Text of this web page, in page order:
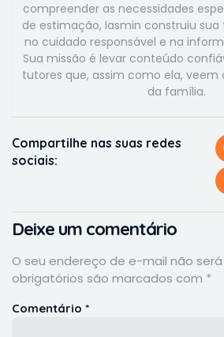
compreender as necessidades
de estimação, Iasmin construiu
no cuidado responsável e na
Sua missão é levar conteúdo
tutores que, assim como ela,
da família.
Compartilhe nas suas redes
sociais:
Deixe um comentário
O seu endereço de e-mail não
obrigatórios são marcados com *
Comentário *